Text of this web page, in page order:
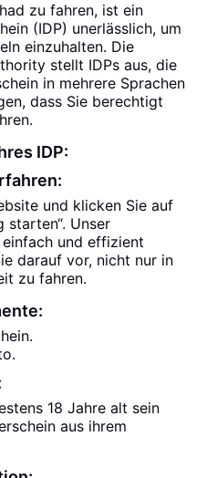
zu fahren, ist ein
(IDP) unerlässlich, um
einzuhalten. Die
stellt IDPs aus, die
in mehrere Sprachen
dass Sie berechtigt
IDP:
und klicken Sie auf
starten“. Unser
und effizient
darauf vor, nicht nur in
zu fahren.
18 Jahre alt sein
aus ihrem